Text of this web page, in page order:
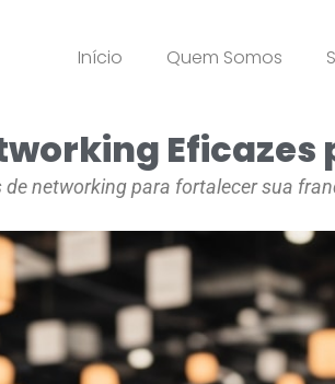
Início Quem Somos
Eficazes
networking para fortalecer sua